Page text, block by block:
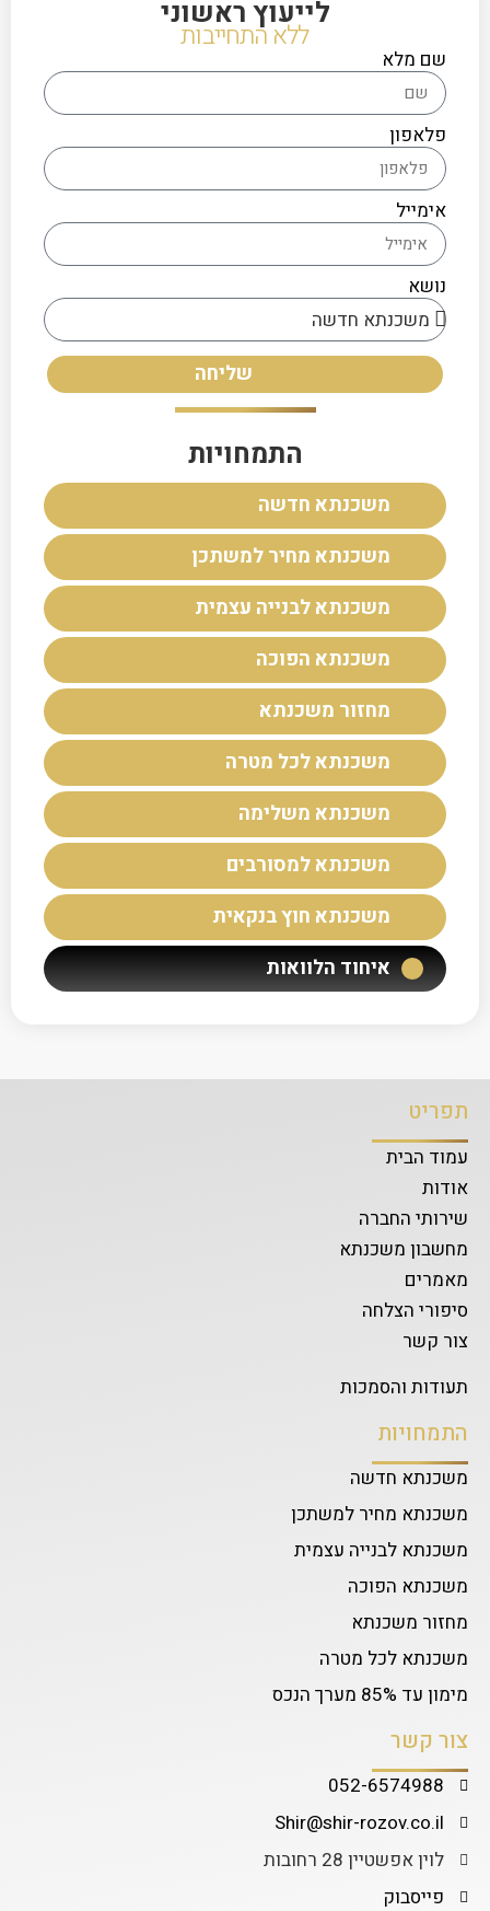
לייעוץ ראשוני
ללא התחייבות
שם מלא
פלאפון
אימייל
נושא
שליחה
התמחויות
משכנתא חדשה
משכנתא מחיר למשתכן
משכנתא לבנייה עצמית
משכנתא הפוכה
מחזור משכנתא
משכנתא לכל מטרה
משכנתא משלימה
משכנתא למסורבים
משכנתא חוץ בנקאית
איחוד הלוואות
תפריט
עמוד הבית
אודות
שירותי החברה
מחשבון משכנתא
מאמרים
סיפורי הצלחה
צור קשר
תעודות והסמכות
התמחויות
משכנתא חדשה
משכנתא מחיר למשתכן
משכנתא לבנייה עצמית
משכנתא הפוכה
מחזור משכנתא
משכנתא לכל מטרה
מימון עד 85% מערך הנכס
צור קשר
052-6574988
Shir@shir-rozov.co.il
לוין אפשטיין 28 רחובות
פייסבוק